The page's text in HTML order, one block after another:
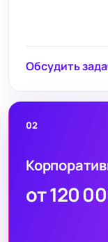
Обсудить
02
от 120